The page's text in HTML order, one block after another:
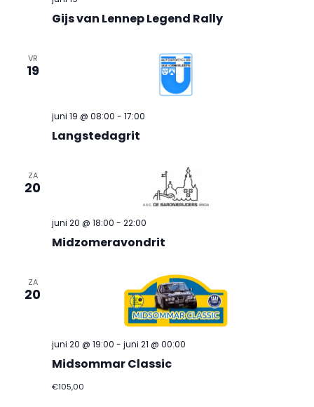
Gijs van Lennep Legend Rally
VR
19
Langstedagrit
juni 19 @ 08:00 - 17:00
ZA
20
Midzomeravondrit
juni 20 @ 18:00 - 22:00
ZA
20
Midsommar Classic
juni 20 @ 19:00 - juni 21 @ 00:00
€105,00